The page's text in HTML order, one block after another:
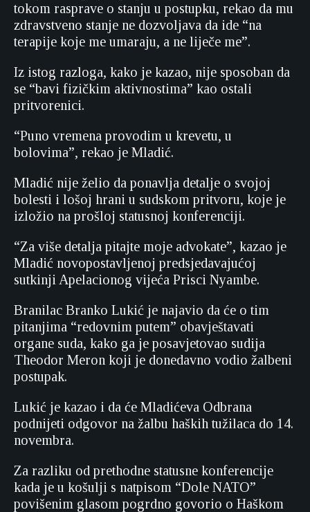
tokom rasprave o stanju u postupku, rekao da mu
zdravstveno stanje ne dozvoljava da ide “na
terapije koje me umaraju, a ne liječe me”.
Iz istog razloga, kako je kazao, nije sposoban da
se “bavi fizičkim aktivnostima” kao ostali
pritvorenici.
“Puno vremena provodim u krevetu, u
bolovima”, rekao je Mladić.
Mladić nije želio da ponavlja detalje o svojoj
bolesti i lošoj hrani u sudskom pritvoru, koje je
izložio na prošloj statusnoj konferenciji.
“Za više detalja pitajte moje advokate”, kazao je
Mladić novopostavljenoj predsjedavajućoj
sutkinji Apelacionog vijeća Prisci Nyambe.
Branilac Branko Lukić je najavio da će o tim
pitanjima “redovnim putem” obavještavati
organe suda, kako ga je posavjetovao sudija
Theodor Meron koji je donedavno vodio žalbeni
postupak.
Lukić je kazao i da će Mladićeva Odbrana
podnijeti odgovor na žalbu haških tužilaca do 14.
novembra.
Za razliku od prethodne statusne konferencije
kada je u košulji s natpisom “Dole NATO”
povišenim glasom pogrdno govorio o Haškom